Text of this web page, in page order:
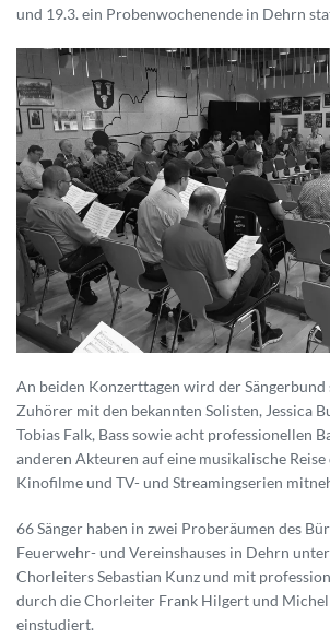
und 19.3. ein Probenwochenende in Dehrn
An beiden Konzerttagen wird der Sängerbund
Zuhörer mit den bekannten Solisten, Jessica
Tobias Falk, Bass sowie acht professionellen
anderen Akteuren auf eine musikalische
Kinofilme und TV- und Streamingserien
66 Sänger haben in zwei Proberäumen des
Feuerwehr- und Vereinshauses in Dehrn
Chorleiters Sebastian Kunz und mit
durch die Chorleiter Frank Hilgert und Michel
einstudiert.